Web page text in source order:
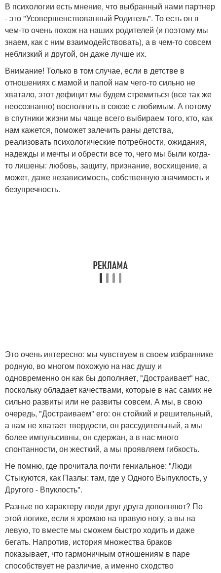
В психологии есть мнение, что выбранный нами партнер
- это "Усовершенствованный Родитель". То есть он в
чем-то очень похож на наших родителей (и поэтому мы
знаем, как с ним взаимодействовать), а в чем-то совсем
неблизкий и другой, он даже лучше их.
Внимание! Только в том случае, если в детстве в
отношениях с мамой и папой нам чего-то сильно не
хватало, этот дефицит мы будем стремиться (все так же
неосознанно) восполнить в союзе с любимым. А потому
в спутники жизни мы чаще всего выбираем того, кто, как
нам кажется, поможет залечить раны детства,
реализовать психологические потребности, ожидания,
надежды и мечты и обрести все то, чего мы были когда-
то лишены: любовь, защиту, признание, восхищение, а
может, даже независимость, собственную значимость и
безупречность.
Это очень интересно: мы чувствуем в своем избраннике
родную, во многом похожую на нас душу и
одновременно он как бы дополняет, "Достраивает" нас,
поскольку обладает качествами, которые в нас самих не
сильно развиты или не развиты совсем. А мы, в свою
очередь, "Достраиваем" его: он стойкий и решительный,
а нам не хватает твердости, он рассудительный, а мы
более импульсивны, он сдержан, а в нас много
спонтанности, он жесткий, а мы проявляем гибкость.
Не помню, где прочитала почти гениальное: "Люди
Стыкуются, как Пазлы: там, где у Одного Выпуклость, у
Другого - Впуклость".
Разные по характеру люди друг друга дополняют? По
этой логике, если я хромаю на правую ногу, а вы на
левую, то вместе мы сможем быстро ходить и даже
бегать. Напротив, история множества браков
показывает, что гармоничным отношениям в паре
способствует не различие, а именно сходство